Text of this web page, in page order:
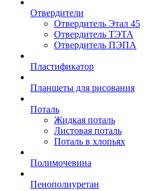
Отвердители
Отвердитель Этал 45
Отвердитель ТЭТА
Отвердитель ПЭПА
Пластификатор
Планшеты для рисования
Поталь
Жидкая поталь
Листовая поталь
Поталь в хлопьях
Полимочевина
Пенополиуретан